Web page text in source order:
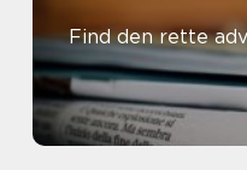
Find den rette